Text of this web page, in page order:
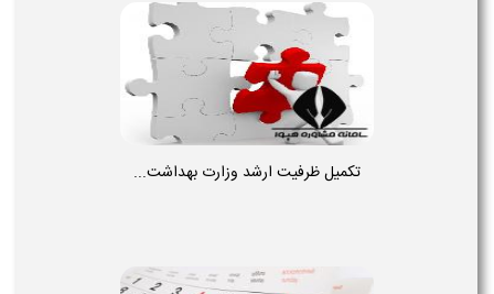
تکمیل ظرفیت ارشد وزارت بهداشت...